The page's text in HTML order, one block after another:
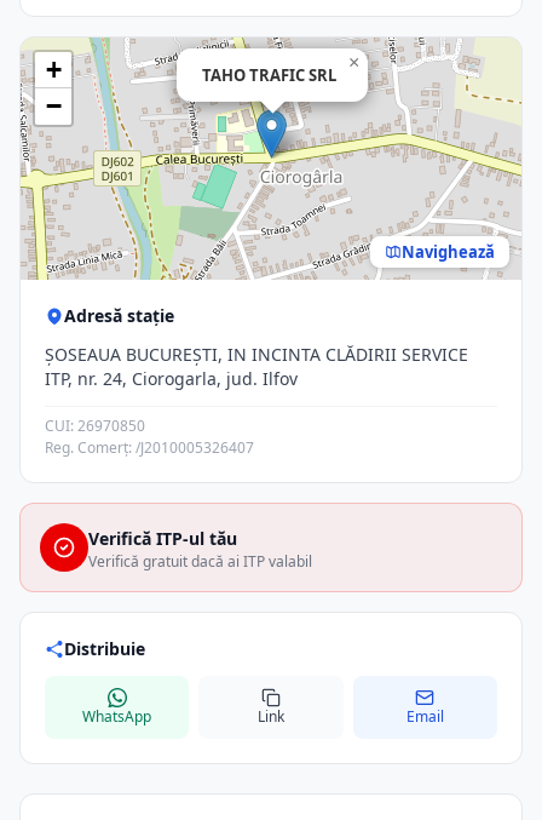
TAHO TRAFIC SRL
×
+
−
Navighează
Adresă stație
ŞOSEAUA BUCUREŞTI, IN INCINTA CLĂDIRII SERVICE
ITP, nr. 24, Ciorogarla, jud. Ilfov
CUI: 26970850
Reg. Comerț: /J2010005326407
Verifică ITP-ul tău
Verifică gratuit dacă ai ITP valabil
Distribuie
WhatsApp Link Email